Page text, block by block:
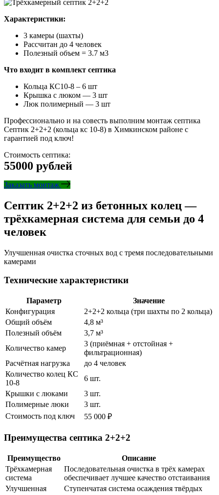
Характеристики:
3 камеры (шахты)
Рассчитан до 4 человек
Полезный объем = 3.7 м3
Что входит в комплект септика
Кольца КС10-8 – 6 шт
Крышка с люком — 3 шт
Люк полимерный — 3 шт
Профессионально и на совесть выполним монтаж септика
Септик 2+2+2 (кольца кс 10-8) в Химкинском районе с
гарантией под ключ!
Стоимость септика:
55000 рублей
Заказать монтаж
Септик 2+2+2 из бетонных колец —
трёхкамерная система для семьи до 4
человек
Улучшенная очистка сточных вод с тремя последовательными
камерами
Технические характеристики
Параметр
Значение
Конфигурация
2+2+2 кольца (три шахты по 2 кольца)
Общий объём
4,8 м³
Полезный объём
3,7 м³
Количество камер
3 (приёмная + отстойная +
фильтрационная)
Расчётная нагрузка
до 4 человек
Количество колец КС
10-8
6 шт.
Крышки с люками
3 шт.
Полимерные люки
3 шт.
Стоимость под ключ
55 000 ₽
Преимущества септика 2+2+2
Преимущество
Описание
Трёхкамерная
система
Последовательная очистка в трёх камерах
обеспечивает лучшее качество отстаивания
Улучшенная
Ступенчатая система осаждения твёрдых